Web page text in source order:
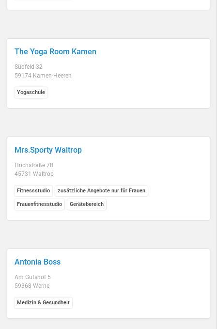
The Yoga Room Kamen
Südfeld 32
59174 Kamen-Heeren
Yogaschule
Mrs.Sporty Waltrop
Hochstraße 78
45731 Waltrop
Fitnessstudio zusätzliche Angebote nur für Frauen
Frauenfitnesstudio Gerätebereich
Antonia Boss
Am Gutshof 5
59368 Werne
Medizin & Gesundheit